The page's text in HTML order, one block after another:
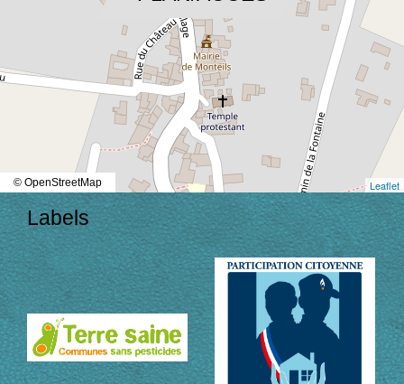
Leaflet
© OpenStreetMap
Labels